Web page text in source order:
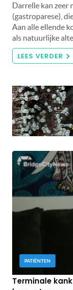
Darrelle kan zeer
(gastroparese),
Aan alle ellende
als natuurlijke
LEES VERDER
PATIËNTEN
Terminale